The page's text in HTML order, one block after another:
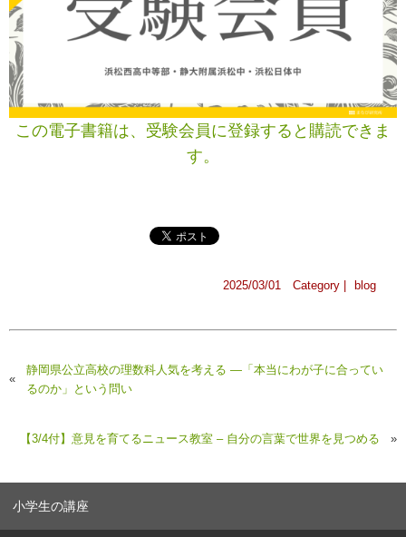
この電子書籍は、受験会員に登録すると購読できま
す。
2025/03/01 Category | blog
«
静岡県公立高校の理数科人気を考える —「本当にわが子に合ってい
るのか」という問い
【3/4付】意見を育てるニュース教室 – 自分の言葉で世界を見つめる »
小学生の講座